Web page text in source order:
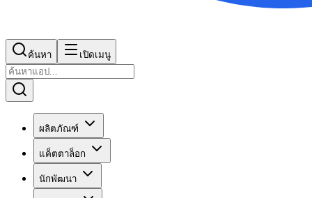
ค้นหา เปิดเมนู
ผลิตภัณฑ์
แค็ตตาล็อก
นักพัฒนา